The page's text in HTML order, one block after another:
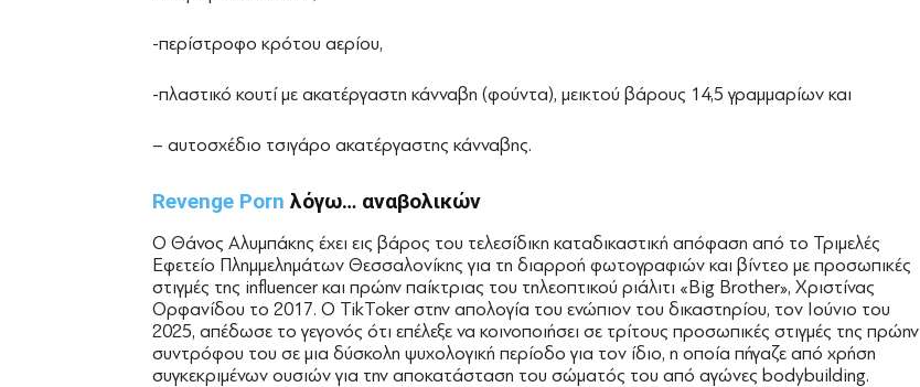
-περίστροφο κρότου αερίου,
-πλαστικό κουτί με ακατέργαστη κάνναβη (φούντα), μεικτού βάρους 14,5 γραμμαρίων και
– αυτοσχέδιο τσιγάρο ακατέργαστης κάνναβης.
Revenge Porn λόγω… αναβολικών
Ο Θάνος Αλυμπάκης έχει εις βάρος του τελεσίδικη καταδικαστική απόφαση από το Τριμελές
Εφετείο Πλημμελημάτων Θεσσαλονίκης για τη διαρροή φωτογραφιών και βίντεο με προσωπικές
στιγμές της influencer και πρώην παίκτριας του τηλεοπτικού ριάλιτι «Big Brother», Χριστίνας
Ορφανίδου το 2017. Ο TikToker στην απολογία του ενώπιον του δικαστηρίου, τον Ιούνιο του
2025, απέδωσε το γεγονός ότι επέλεξε να κοινοποιήσει σε τρίτους προσωπικές στιγμές της πρώην
συντρόφου του σε μια δύσκολη ψυχολογική περίοδο για τον ίδιο, η οποία πήγαζε από χρήση
συγκεκριμένων ουσιών για την αποκατάσταση του σώματός του από αγώνες bodybuilding.